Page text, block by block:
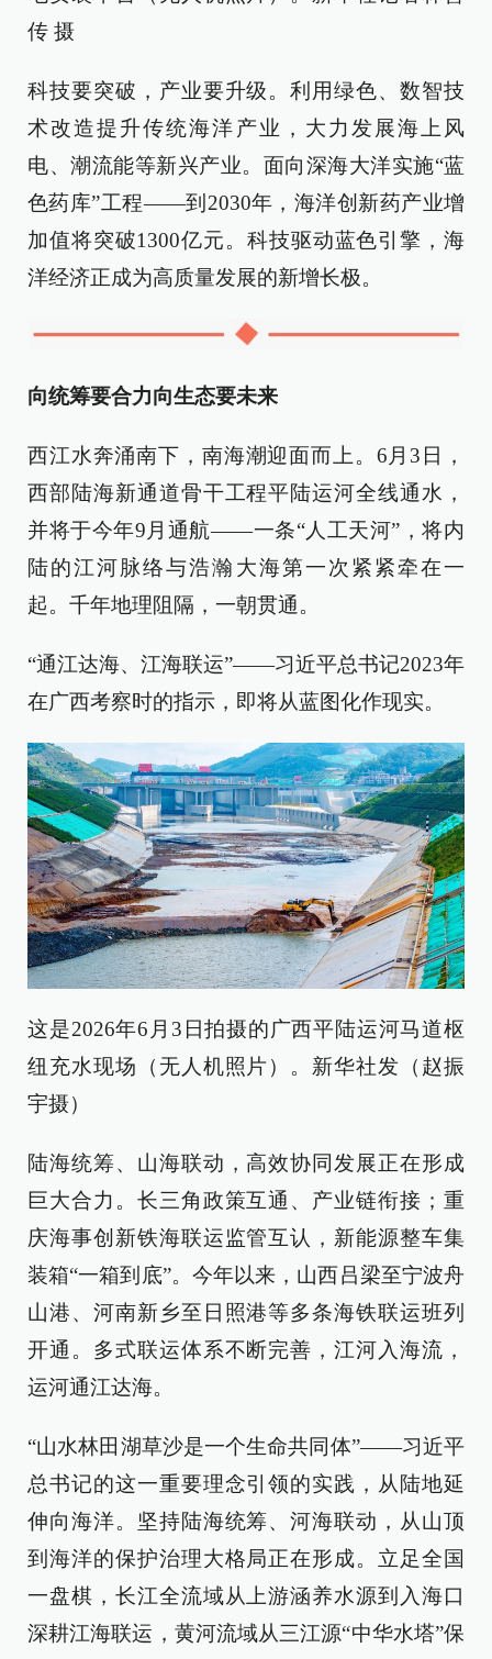
传 摄
科技要突破，产业要升级。利用绿色、数智技
术改造提升传统海洋产业，大力发展海上风
电、潮流能等新兴产业。面向深海大洋实施“蓝
色药库”工程——到2030年，海洋创新药产业增
加值将突破1300亿元。科技驱动蓝色引擎，海
洋经济正成为高质量发展的新增长极。
向统筹要合力向生态要未来
西江水奔涌南下，南海潮迎面而上。6月3日，
西部陆海新通道骨干工程平陆运河全线通水，
并将于今年9月通航——一条“人工天河”，将内
陆的江河脉络与浩瀚大海第一次紧紧牵在一
起。千年地理阻隔，一朝贯通。
“通江达海、江海联运”——习近平总书记2023年
在广西考察时的指示，即将从蓝图化作现实。
这是2026年6月3日拍摄的广西平陆运河马道枢
纽充水现场（无人机照片）。新华社发（赵振
宇摄）
陆海统筹、山海联动，高效协同发展正在形成
巨大合力。长三角政策互通、产业链衔接；重
庆海事创新铁海联运监管互认，新能源整车集
装箱“一箱到底”。今年以来，山西吕梁至宁波舟
山港、河南新乡至日照港等多条海铁联运班列
开通。多式联运体系不断完善，江河入海流，
运河通江达海。
“山水林田湖草沙是一个生命共同体”——习近平
总书记的这一重要理念引领的实践，从陆地延
伸向海洋。坚持陆海统筹、河海联动，从山顶
到海洋的保护治理大格局正在形成。立足全国
一盘棋，长江全流域从上游涵养水源到入海口
深耕江海联运，黄河流域从三江源“中华水塔”保